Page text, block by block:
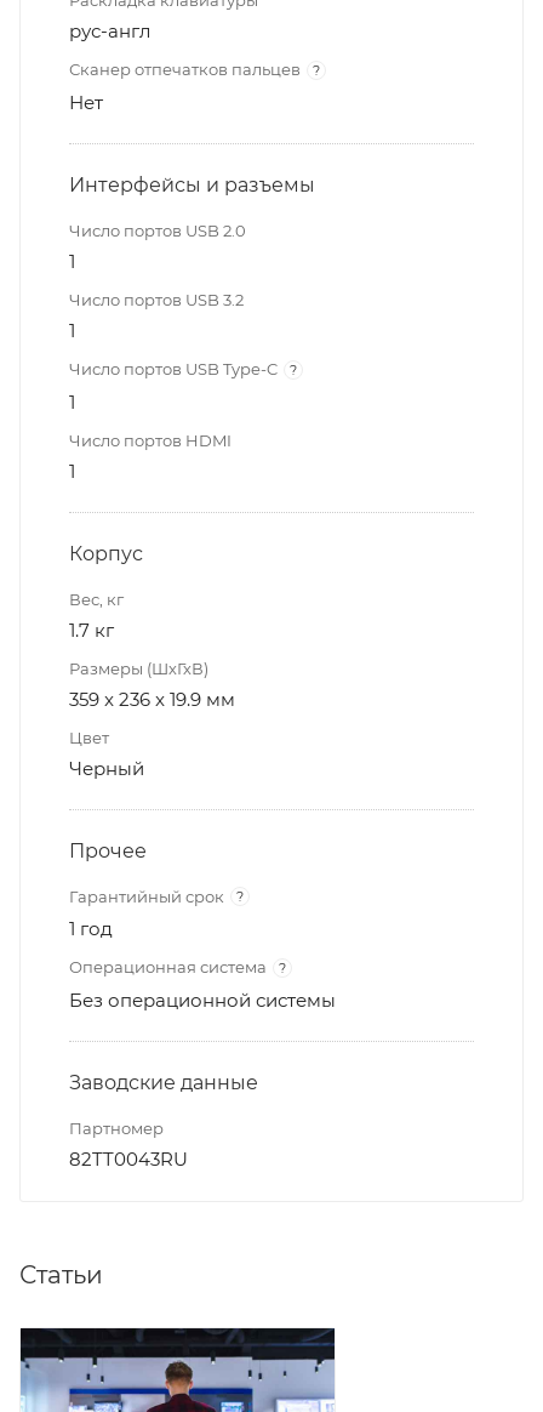
рус-англ
Сканер отпечатков пальцев ?
Нет
Интерфейсы и разъемы
Число портов USB 2.0
1
Число портов USB 3.2
1
Число портов USB Type-C ?
1
Число портов HDMI
1
Корпус
Вес, кг
1.7 кг
Размеры (ШхГхВ)
359 x 236 x 19.9 мм
Цвет
Черный
Прочее
Гарантийный срок ?
1 год
Операционная система ?
Без операционной системы
Заводские данные
Партномер
82TT0043RU
Статьи